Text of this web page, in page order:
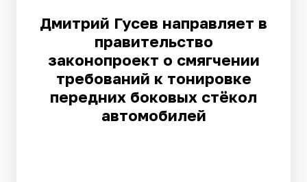
Дмитрий Гусев направляет в
правительство
законопроект о смягчении
требований к тонировке
передних боковых стёкол
автомобилей